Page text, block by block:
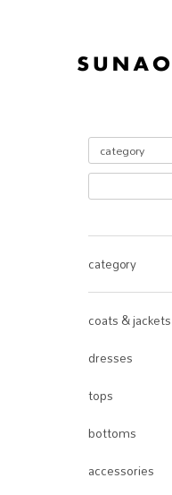
category
coats & jackets
dresses
tops
bottoms
accessories